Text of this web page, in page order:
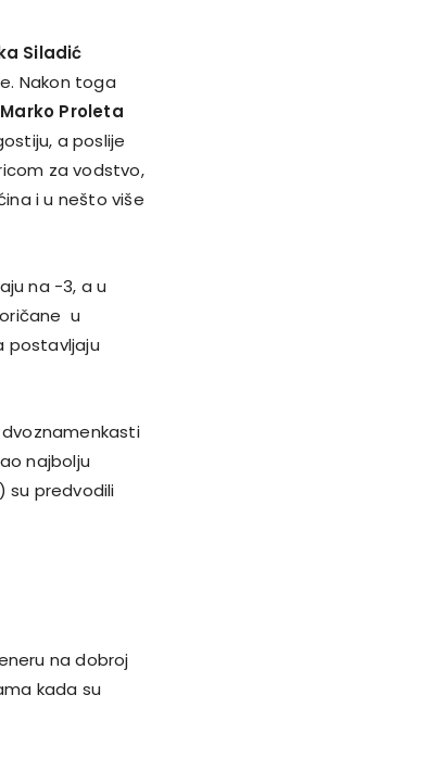
Siladić
Nakon toga
Marko Proleta
a poslije
za vodstvo,
i u nešto više
na -3, a u
u
postavljaju
dvoznamenkasti
najbolju
su predvodili
na dobroj
kada su